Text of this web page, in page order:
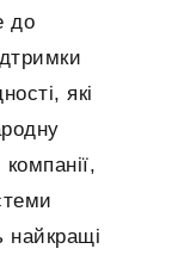
до
які
найкращі